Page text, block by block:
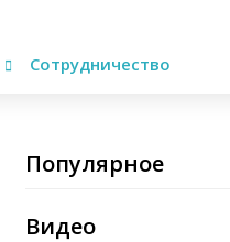
Сотрудничество
Популярное
Видео